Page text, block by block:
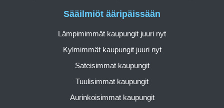
Sääilmiöt ääripäissään
Lämpimimmät kaupungit juuri nyt
Kylmimmät kaupungit juuri nyt
Sateisimmat kaupungit
Tuulisimmat kaupungit
Aurinkoisimmat kaupungit